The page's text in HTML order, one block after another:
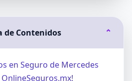
de Contenidos ⌄
en Seguro de Mercedes